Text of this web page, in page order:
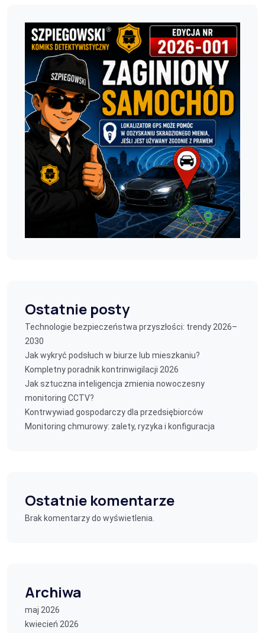
Ostatnie posty
Technologie bezpieczeństwa przyszłości: trendy 2026–
2030
Jak wykryć podsłuch w biurze lub mieszkaniu?
Kompletny poradnik kontrinwigilacji 2026
Jak sztuczna inteligencja zmienia nowoczesny
monitoring CCTV?
Kontrwywiad gospodarczy dla przedsiębiorców
Monitoring chmurowy: zalety, ryzyka i konfiguracja
Ostatnie komentarze
Brak komentarzy do wyświetlenia.
Archiwa
maj 2026
kwiecień 2026